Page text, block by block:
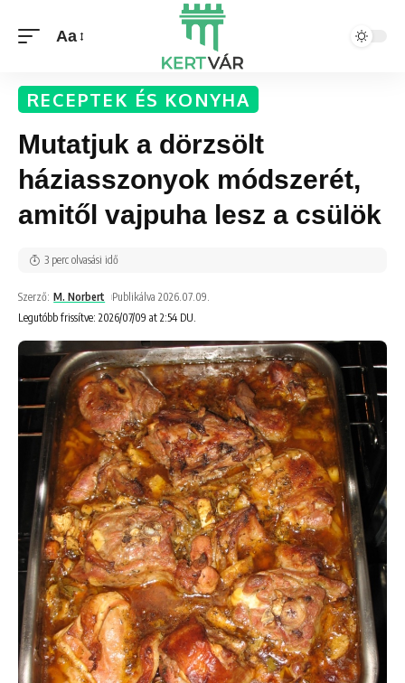
Aa
RECEPTEK ÉS KONYHA
Mutatjuk a dörzsölt
háziasszonyok módszerét,
amitől vajpuha lesz a csülök
Legutóbb frissítve: 2026/07/09 at 2:54 DU.
Szerző: M. Norbert Publikálva 2026.07.09.
3 perc olvasási idő